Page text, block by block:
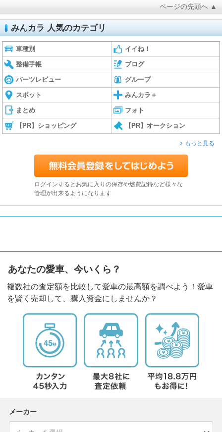
ページの先頭へ ▲
みんカラ 人気のカテゴリ
車種別 イイね！
整備手帳 ブログ
パーツレビュー グループ
スポット みんカラ＋
まとめ フォト
【PR】ショッピング 【PR】オークション
もっと見る
ログインするとお気に入りの保存や燃費記録など様々な
管理が出来るようになります
あなたの愛車、今いくら？
複数社の査定額を比較して愛車の最高額を調べよう！愛車
を賢く売却して、購入資金にしませんか？
メーカー